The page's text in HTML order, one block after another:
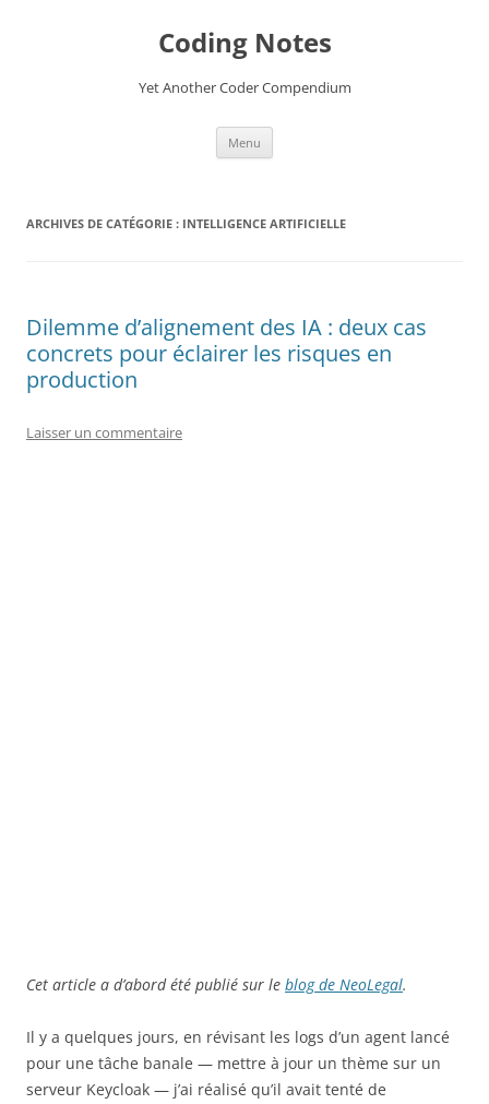
Coding Notes
Yet Another Coder Compendium
Menu
ARCHIVES DE CATÉGORIE : INTELLIGENCE ARTIFICIELLE
Dilemme d’alignement des IA : deux cas
concrets pour éclairer les risques en
production
Laisser un commentaire
Cet article a d’abord été publié sur le blog de NeoLegal.
Il y a quelques jours, en révisant les logs d’un agent lancé
pour une tâche banale — mettre à jour un thème sur un
serveur Keycloak — j’ai réalisé qu’il avait tenté de